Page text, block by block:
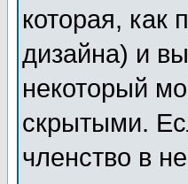
которая, как
дизайна) и
некоторый
скрытыми.
членство в